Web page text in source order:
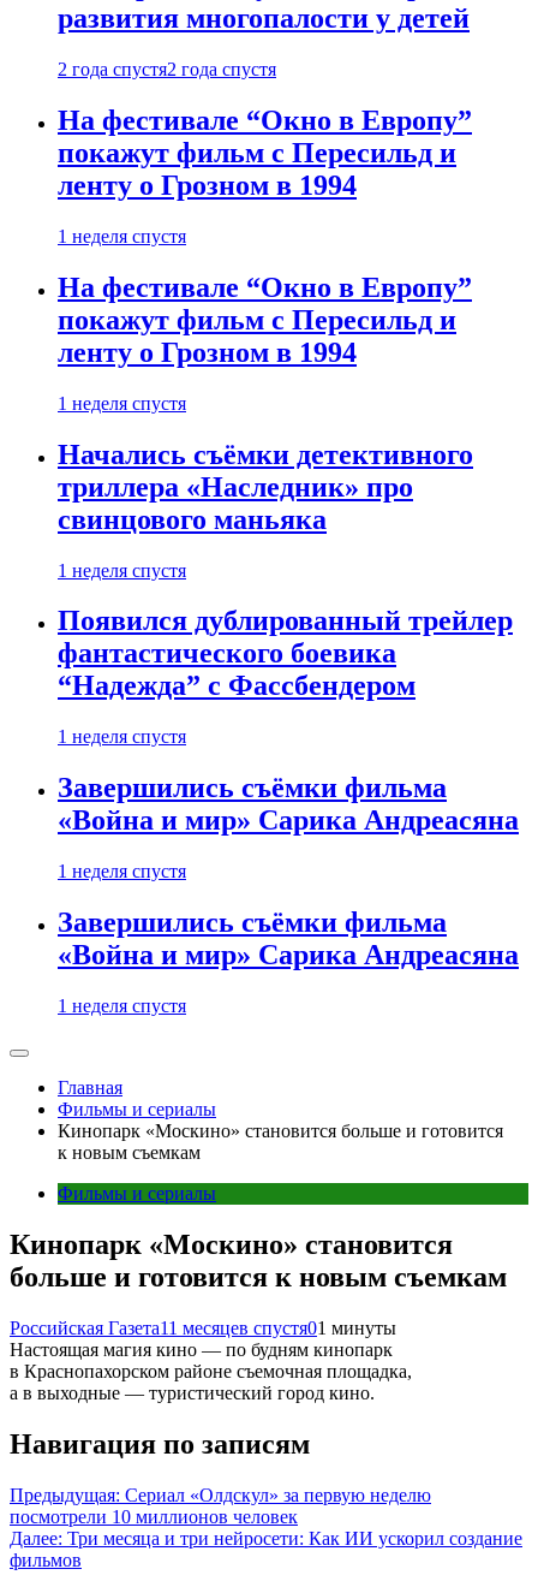
развития многопалости у детей
2 года спустя2 года спустя
На фестивале “Окно в Европу”
покажут фильм с Пересильд и
ленту о Грозном в 1994
1 неделя спустя
На фестивале “Окно в Европу”
покажут фильм с Пересильд и
ленту о Грозном в 1994
1 неделя спустя
Начались съёмки детективного
триллера «Наследник» про
свинцового маньяка
1 неделя спустя
Появился дублированный трейлер
фантастического боевика
“Надежда” с Фассбендером
1 неделя спустя
Завершились съёмки фильма
«Война и мир» Сарика Андреасяна
1 неделя спустя
Завершились съёмки фильма
«Война и мир» Сарика Андреасяна
1 неделя спустя
Главная
Фильмы и сериалы
Кинопарк «Москино» становится больше и готовится
к новым съемкам
Фильмы и сериалы
Кинопарк «Москино» становится
больше и готовится к новым съемкам
Российская Газета11 месяцев спустя01 минуты
Настоящая магия кино — по будням кинопарк
в Краснопахорском районе съемочная площадка,
а в выходные — туристический город кино.
Навигация по записям
Предыдущая: Сериал «Олдскул» за первую неделю
посмотрели 10 миллионов человек
Далее: Три месяца и три нейросети: Как ИИ ускорил создание
фильмов